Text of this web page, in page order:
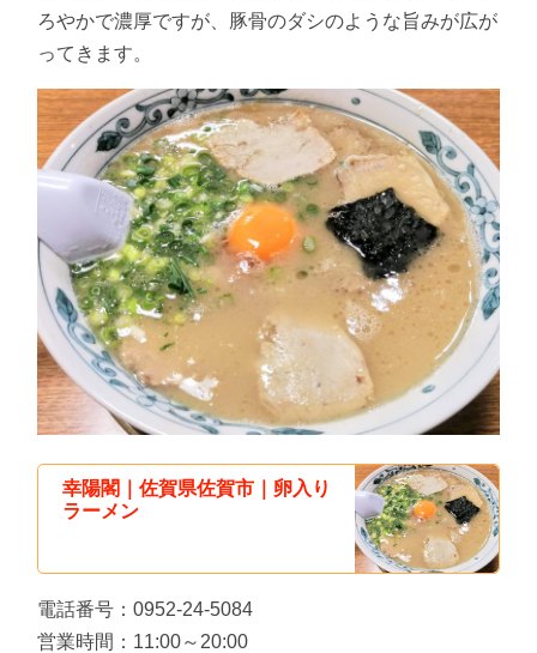
ろやかで濃厚ですが、豚骨のダシのような旨みが広が
ってきます。
幸陽閣｜佐賀県佐賀市｜卵入り
ラーメン
電話番号：0952-24-5084
営業時間：11:00～20:00